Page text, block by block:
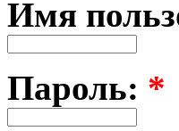
Имя
Пароль: *